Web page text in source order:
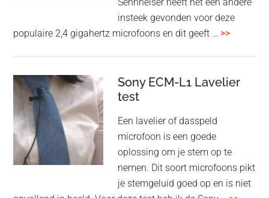
insteek gevonden voor deze
populaire 2,4 gigahertz microfoons en dit geeft … >>
review
Sony ECM-L1 Lavelier
test
Een lavelier of dasspeld
microfoon is een goede
oplossing om je stem op te
nemen. Dit soort microfoons pikt
je stemgeluid goed op en is niet